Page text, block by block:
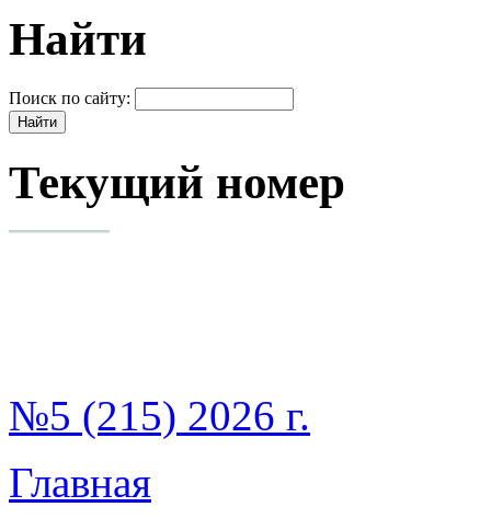
Найти
Поиск по сайту:
Текущий номер
№5 (215) 2026 г.
Главная